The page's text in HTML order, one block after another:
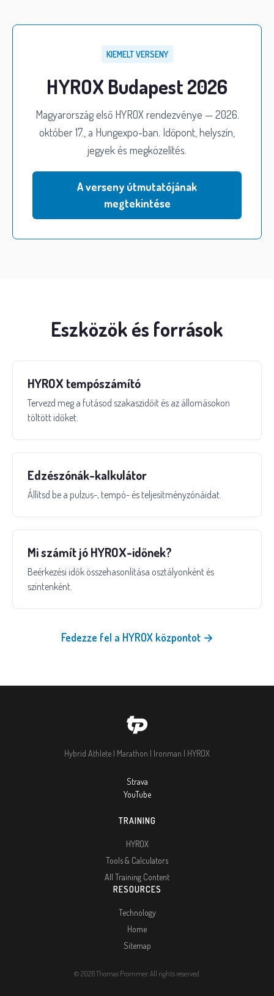
KIEMELT VERSENY
HYROX Budapest 2026
Magyarország első HYROX rendezvénye — 2026.
október 17., a Hungexpo-ban. Időpont, helyszín,
jegyek és megközelítés.
A verseny útmutatójának
megtekintése
Eszközök és források
HYROX tempószámító
Tervezd meg a futásod szakaszidőit és az állomásokon
töltött időket.
Edzészónák-kalkulátor
Állítsd be a pulzus-, tempó- és teljesítményzónáidat.
Mi számít jó HYROX-időnek?
Beérkezési idők összehasonlítása osztályonként és
szintenként.
Fedezze fel a HYROX központot →
Hybrid Athlete | Marathon | Ironman | HYROX
Strava
YouTube
TRAINING
HYROX
Tools & Calculators
All Training Content
RESOURCES
Technology
Home
Sitemap
© 2026 Thomas Prommer. All rights reserved.